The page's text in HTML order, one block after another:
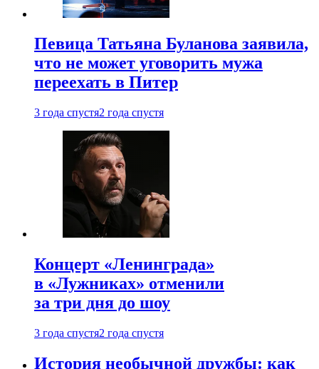
Певица Татьяна Буланова заявила,
что не может уговорить мужа
переехать в Питер
3 года спустя2 года спустя
Концерт «Ленинграда»
в «Лужниках» отменили
за три дня до шоу
3 года спустя2 года спустя
История необычной дружбы: как